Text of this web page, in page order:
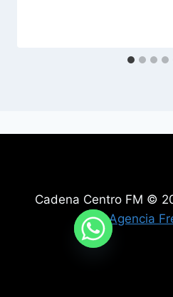
Cadena Centro FM ©
Agencia